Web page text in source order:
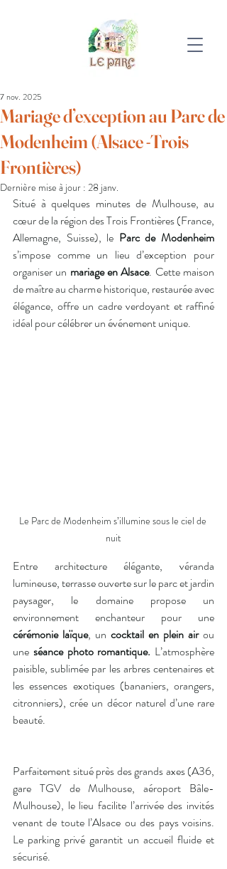
Mariage d’exception au Parc de
Modenheim (Alsace -Trois
Frontières)
7 nov. 2025
Dernière mise à jour : 28 janv.
Situé à quelques minutes de Mulhouse, au
cœur de la région des Trois Frontières (France,
Allemagne, Suisse), le Parc de Modenheim
s’impose comme un lieu d’exception pour
organiser un mariage en Alsace. Cette maison
de maître au charme historique, restaurée avec
élégance, offre un cadre verdoyant et raffiné
idéal pour célébrer un événement unique.
Le Parc de Modenheim s’illumine sous le ciel de
nuit
Entre architecture élégante, véranda
lumineuse, terrasse ouverte sur le parc et jardin
paysager, le domaine propose un
cérémonie laïque, un cocktail en plein air ou
une séance photo romantique. L’atmosphère
paisible, sublimée par les arbres centenaires et
les essences exotiques (bananiers, orangers,
citronniers), crée un décor naturel d’une rare
beauté.
Parfaitement situé près des grands axes (A36,
gare TGV de Mulhouse, aéroport Bâle-
Mulhouse), le lieu facilite l’arrivée des invités
venant de toute l’Alsace ou des pays voisins.
Le parking privé garantit un accueil fluide et
sécurisé.